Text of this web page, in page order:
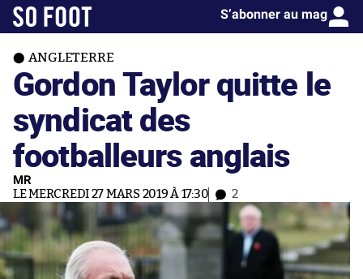
S’abonner au mag
ANGLETERRE
Gordon Taylor quitte le
syndicat des
footballeurs anglais
MR
LE MERCREDI 27 MARS 2019 À 17:30 2